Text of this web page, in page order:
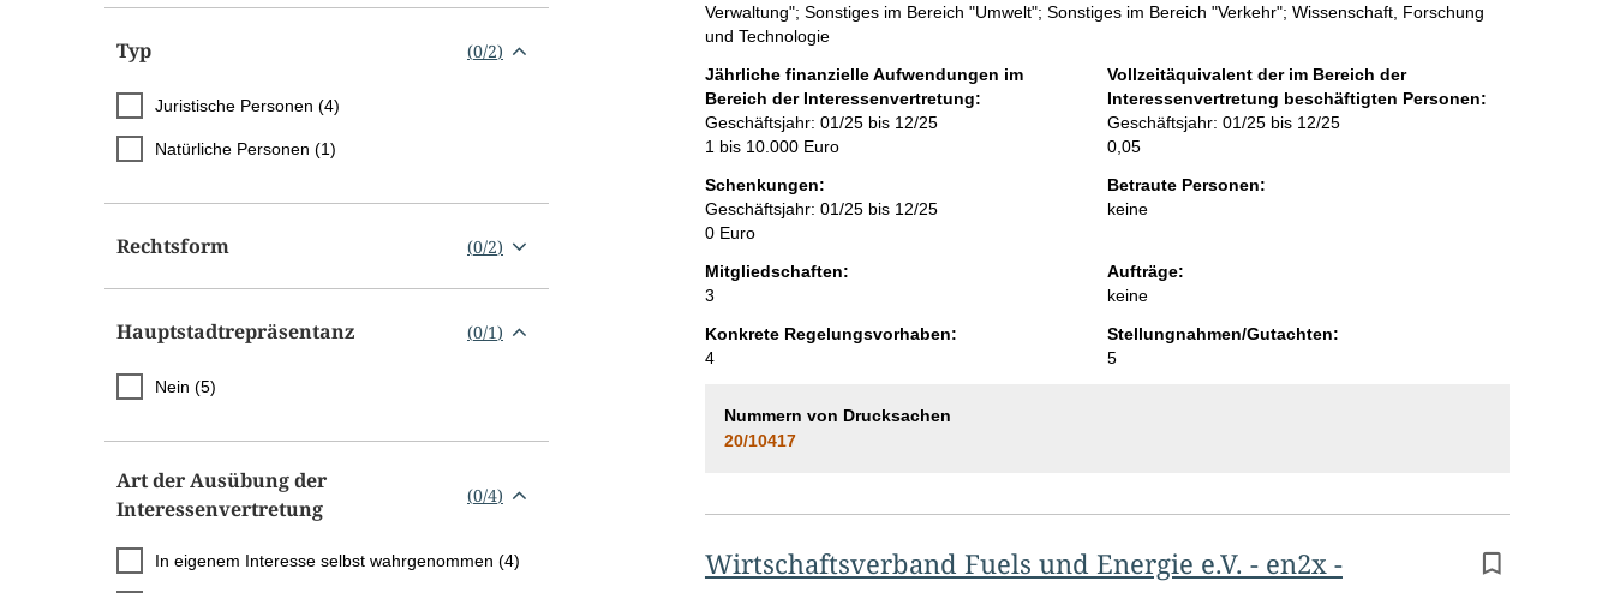
e
p
r
o
S
e
i
t
e
Typ (0/2)
Juristische Personen (4)
Natürliche Personen (1)
Rechtsform (0/2)
Hauptstadtrepräsentanz (0/1)
Nein (5)
Art der Ausübung der
Interessenvertretung
(0/4)
In eigenem Interesse selbst wahrgenommen (4)
Verwaltung"; Sonstiges im Bereich "Umwelt"; Sonstiges im Bereich "Verkehr"; Wissenschaft, Forschung
und Technologie
Jährliche finanzielle Aufwendungen im
Bereich der Interessenvertretung:
Geschäftsjahr: 01/25 bis 12/25
1 bis 10.000 Euro
Vollzeitäquivalent der im Bereich der
Interessenvertretung beschäftigten Personen:
Geschäftsjahr: 01/25 bis 12/25
0,05
Schenkungen:
Geschäftsjahr: 01/25 bis 12/25
0 Euro
Betraute Personen:
keine
Mitgliedschaften:
3
Aufträge:
keine
Konkrete Regelungsvorhaben:
4
Stellungnahmen/Gutachten:
5
Nummern von Drucksachen
20/10417
Wirtschaftsverband Fuels und Energie e.V. - en2x -